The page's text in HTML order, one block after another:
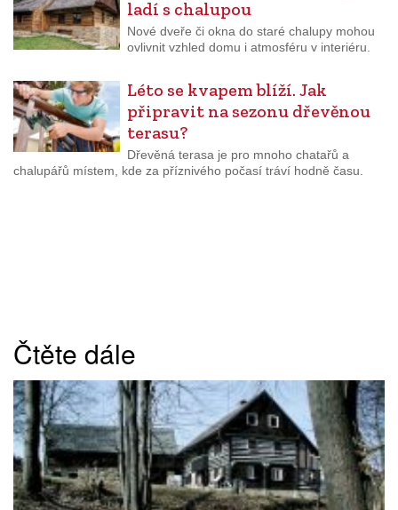
ladí s chalupou
Nové dveře či okna do staré chalupy mohou
ovlivnit vzhled domu i atmosféru v interiéru.
Léto se kvapem blíží. Jak
připravit na sezonu dřevěnou
terasu?
Dřevěná terasa je pro mnoho chatařů a
chalupářů místem, kde za příznivého počasí tráví hodně času.
Čtěte dále